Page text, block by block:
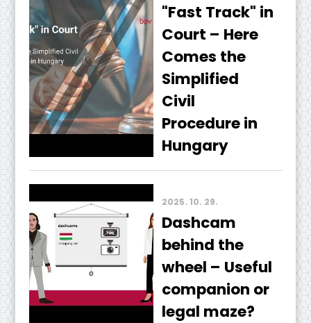
"Fast Track" in
Court – Here
Comes the
Simplified
Civil
Procedure in
Hungary
2025. 10. 29.
Dashcam
behind the
wheel – Useful
companion or
legal maze?